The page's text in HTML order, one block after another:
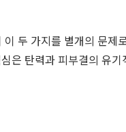
두 가지를 별개의 문
탄력과 피부결의 유